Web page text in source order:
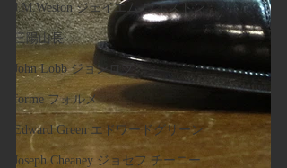
J.M.Weston ジェイエム ウエストン
三陽山長
John Lobb ジョンロブ
forme フォルメ
Edward Green エドワードグリーン
Joseph Cheaney ジョセフ チーニー